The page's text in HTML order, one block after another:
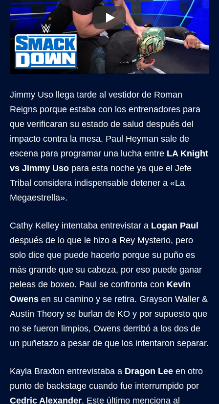
Jimmy Uso llega tarde al vestidor de Roman
Reigns porque estaba con los entrenadores para
que verificaran su estado de salud después del
impacto contra la mesa. Paul Heyman sale de
escena para programar una lucha entre LA Knight
vs Jimmy Uso para esta noche ya que el Jefe
Tribal considera indispensable detener a «La
Megaestrella».
Cathy Kelley intentaba entrevistar a Logan Paul
después de lo que le hizo a Rey Mysterio, pero
solo dice que puede hacerlo porque su puño es
más grande que su cabeza, por eso puede ganar
peleas de boxeo. Paul se confronta con Kevin
Owens en su camino y se retira. Grayson Waller &
Austin Theory se burlan de KO y por supuesto que
no se fueron limpios, Owens derribó a los dos de
un puñetazo a pesar de que los intentaron separar.
Kayla Braxton entrevistaba a Dragon Lee en otro
punto de backstage cuando fue interrumpido por
Cedric Alexander. Este último menciona al